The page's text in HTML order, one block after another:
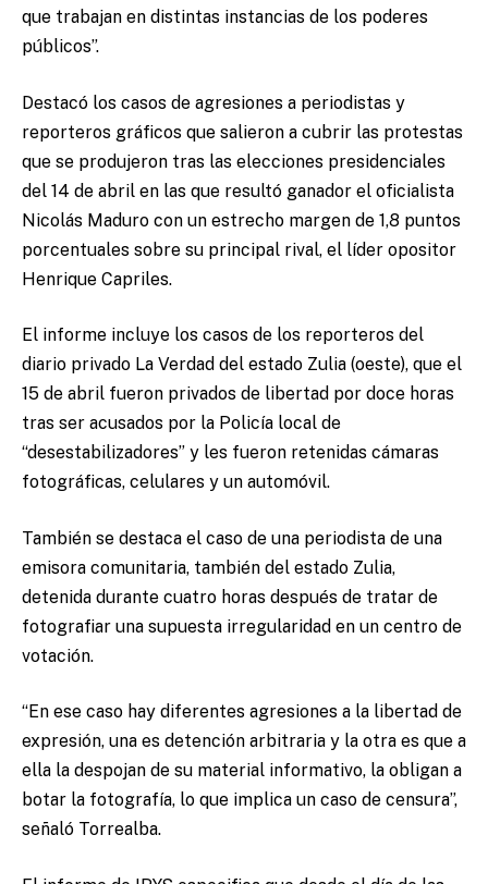
que trabajan en distintas instancias de los poderes
públicos”.
Destacó los casos de agresiones a periodistas y
reporteros gráficos que salieron a cubrir las protestas
que se produjeron tras las elecciones presidenciales
del 14 de abril en las que resultó ganador el oficialista
Nicolás Maduro con un estrecho margen de 1,8 puntos
porcentuales sobre su principal rival, el líder opositor
Henrique Capriles.
El informe incluye los casos de los reporteros del
diario privado La Verdad del estado Zulia (oeste), que el
15 de abril fueron privados de libertad por doce horas
tras ser acusados por la Policía local de
“desestabilizadores” y les fueron retenidas cámaras
fotográficas, celulares y un automóvil.
También se destaca el caso de una periodista de una
emisora comunitaria, también del estado Zulia,
detenida durante cuatro horas después de tratar de
fotografiar una supuesta irregularidad en un centro de
votación.
“En ese caso hay diferentes agresiones a la libertad de
expresión, una es detención arbitraria y la otra es que a
ella la despojan de su material informativo, la obligan a
botar la fotografía, lo que implica un caso de censura”,
señaló Torrealba.